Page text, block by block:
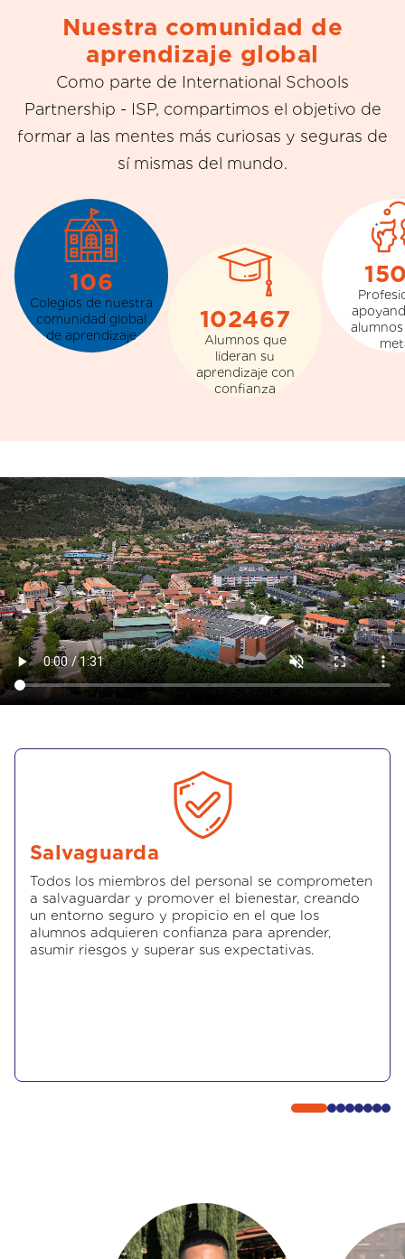
Nuestra comunidad de
aprendizaje global
Como parte de International Schools
Partnership - ISP, compartimos el objetivo de
formar a las mentes más curiosas y seguras de
sí mismas del mundo.
120
Colegios de nuestra
comunidad global
de aprendizaje
116000
Alumnos que
lideran su
aprendizaje con
confianza
Salvaguarda
Todos los miembros del personal se comprometen
a salvaguardar y promover el bienestar, creando
un entorno seguro y propicio en el que los
alumnos adquieren confianza para aprender,
asumir riesgos y superar sus expectativas.